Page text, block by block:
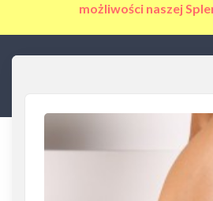
możliwości naszej